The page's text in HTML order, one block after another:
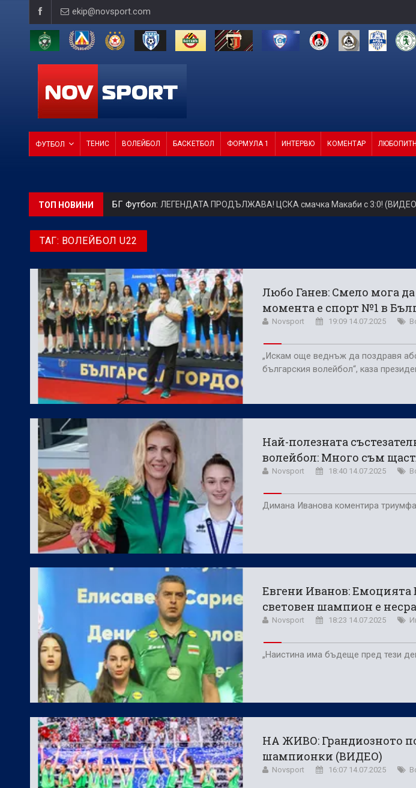
ekip@novsport.com
ФУТБОЛ ТЕНИС ВОЛЕЙБОЛ БАСКЕТБОЛ ФОРМУЛА 1 ИНТЕРВЮ КОМЕНТАР
ТОП НОВИНИ БГ Футбол: ЛЕГЕНДАТА ПРОДЪЛЖАВА! ЦСКА смачка Макаби с 3:0!
БГ Футбол:
Европейски футбол:
Фен Зона:Спортът по телевизията днес
БГ Футбол:Официално: Спартак Варна продаде звездата си
ТАГ: ВОЛЕЙБОЛ U22
Любо Ганев: Смело мога
момента е спорт №1 в
Novsport 19:09 14.07.2025
„Искам още веднъж да поздравя
българския волейбол“, каза
Най-полезната
волейбол: Много съм
Novsport 18:40 14.07.2025
Димана Иванова коментира
Евгени Иванов: Емоцията
световен шампион е
Novsport 18:23 14.07.2025
„Наистина има бъдеще пред тези
НА ЖИВО: Грандиозното
шампионки (ВИДЕО)
Novsport 16:07 14.07.2025